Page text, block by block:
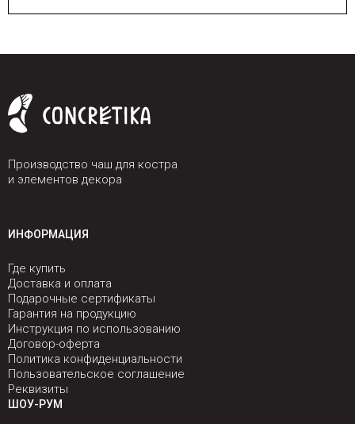
Производство чаш для костра
и элементов декора
ИНФОРМАЦИЯ
Где купить
Доставка и оплата
Подарочные сертификаты
Гарантия на продукцию
Инструкция по использованию
Договор-оферта
Политика конфиденциальности
Пользовательское соглашение
Реквизиты
ШОУ-РУМ